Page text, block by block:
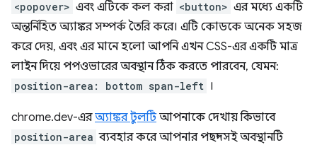
<popover> এবং এটিকে কল করা <button> এর মধ্যে একটি
অন্তর্নিহিত অ্যাঙ্কর সম্পর্ক তৈরি করে। এটি কোডকে অনেক সহজ
করে দেয়, এবং এর মানে হলো আপনি এখন CSS-এর একটি মাত্র
লাইন দিয়ে পপওভারের অবস্থান ঠিক করতে পারবেন, যেমন:
position-area: bottom span-left ।
chrome.dev-এরঅ্যাঙ্কর টুলটিআপনাকে দেখায় কিভাবে
position-area ব্যবহার করে আপনার পছন্দসই অবস্থানটি